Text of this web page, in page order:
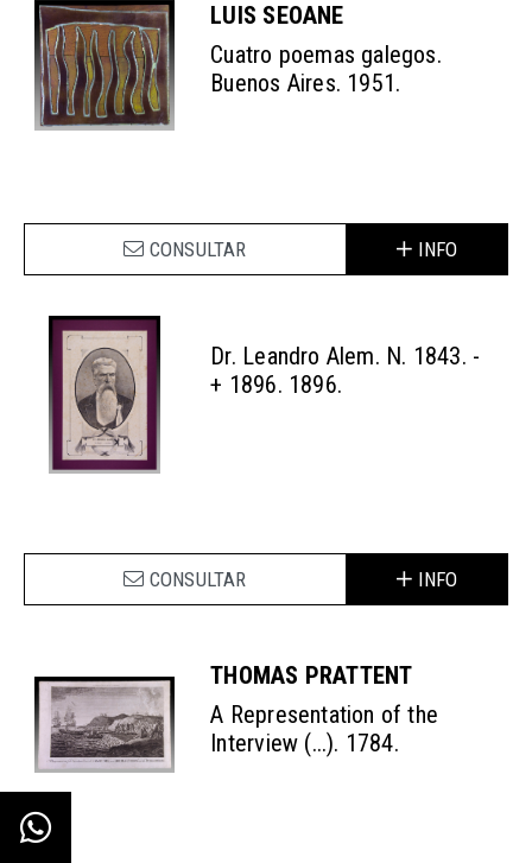
LUIS SEOANE
Cuatro poemas galegos.
Buenos Aires. 1951.
CONSULTAR INFO
Dr. Leandro Alem. N. 1843. -
+ 1896. 1896.
CONSULTAR INFO
THOMAS PRATTENT
A Representation of the
Interview (...). 1784.